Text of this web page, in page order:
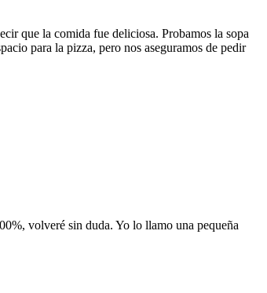
que la comida fue deliciosa. Probamos la sopa
para la pizza, pero nos aseguramos de pedir
volveré sin duda. Yo lo llamo una pequeña